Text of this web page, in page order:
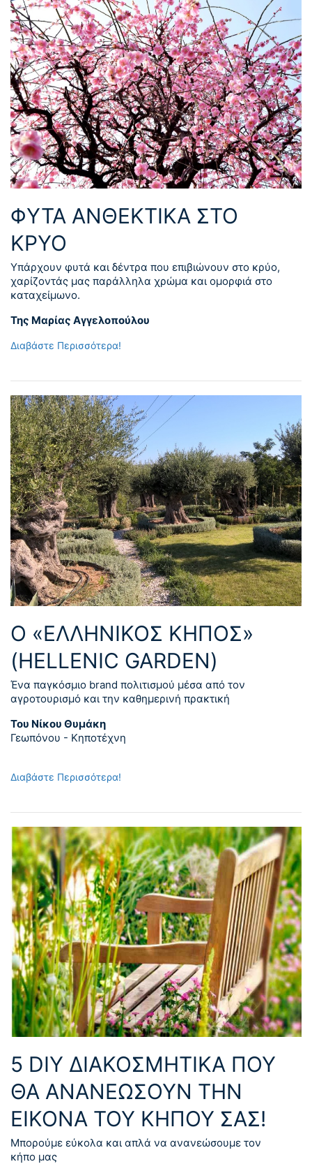
ΦΥΤΑ ΑΝΘΕΚΤΙΚΑ ΣΤΟ
ΚΡΥΟ
Υπάρχουν φυτά και δέντρα που επιβιώνουν στο κρύο,
χαρίζοντάς μας παράλληλα χρώμα και ομορφιά στο
καταχείμωνο.
Της Μαρίας Αγγελοπούλου
Διαβάστε Περισσότερα!
Ο «ΕΛΛΗΝΙΚΟΣ ΚΗΠΟΣ»
(HELLENIC GARDEN)
Ένα παγκόσμιο brand πολιτισμού μέσα από τον
αγροτουρισμό και την καθημερινή πρακτική
Του Νίκου Θυμάκη
Γεωπόνου - Κηποτέχνη
Διαβάστε Περισσότερα!
5 DIY ΔΙΑΚΟΣΜΗΤΙΚΆ ΠΟΥ
ΘΑ ΑΝΑΝΕΏΣΟΥΝ ΤΗΝ
ΕΙΚΌΝΑ ΤΟΥ ΚΉΠΟΥ ΣΑΣ!
Μπορούμε εύκολα και απλά να ανανεώσουμε τον
κήπο μας